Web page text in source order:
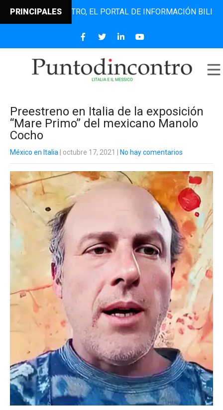
PRINCIPALES EL PORTAL DE INFORMACIÓN BILINGÜE
Preestreno en Italia de la exposición
“Mare Primo” del mexicano Manolo
Cocho
México en Italia | octubre 17, 2021 No hay comentarios